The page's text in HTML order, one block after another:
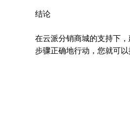
结论
在云派分销商城的支持下
步骤正确地行动，您就可